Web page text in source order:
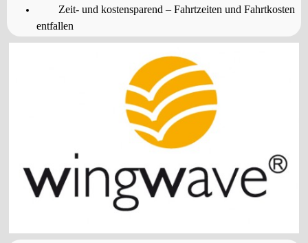
Zeit- und kostensparend – Fahrtzeiten und Fahrtkosten
entfallen